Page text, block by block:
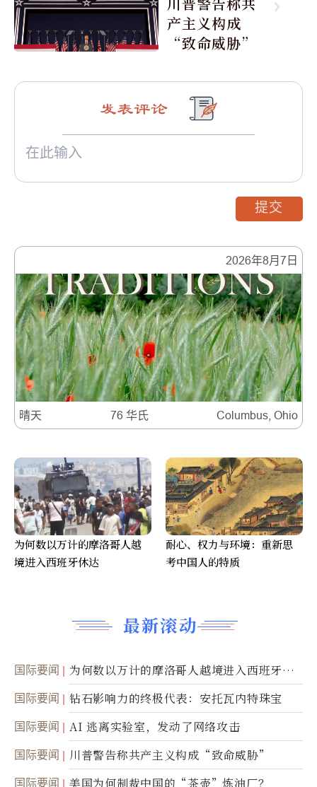
产主义构成
“致命威胁”
2026年8月7日
晴天 76 华氏 Columbus, Ohio
最新滚动
国际要闻
为何数以万计的摩洛哥人越境进入西班牙休
达
国际要闻 钻石影响力的终极代表：安托瓦内特珠宝
国际要闻 AI 逃离实验室，发动了网络攻击
国际要闻 川普警告称共产主义构成“致命威胁”
国际要闻 美国为何制裁中国的“茶壶”炼油厂？
发表评论
提交
为何数以万计的摩洛哥人越
境进入西班牙休达
耐心、权力与环境：重新思
考中国人的特质